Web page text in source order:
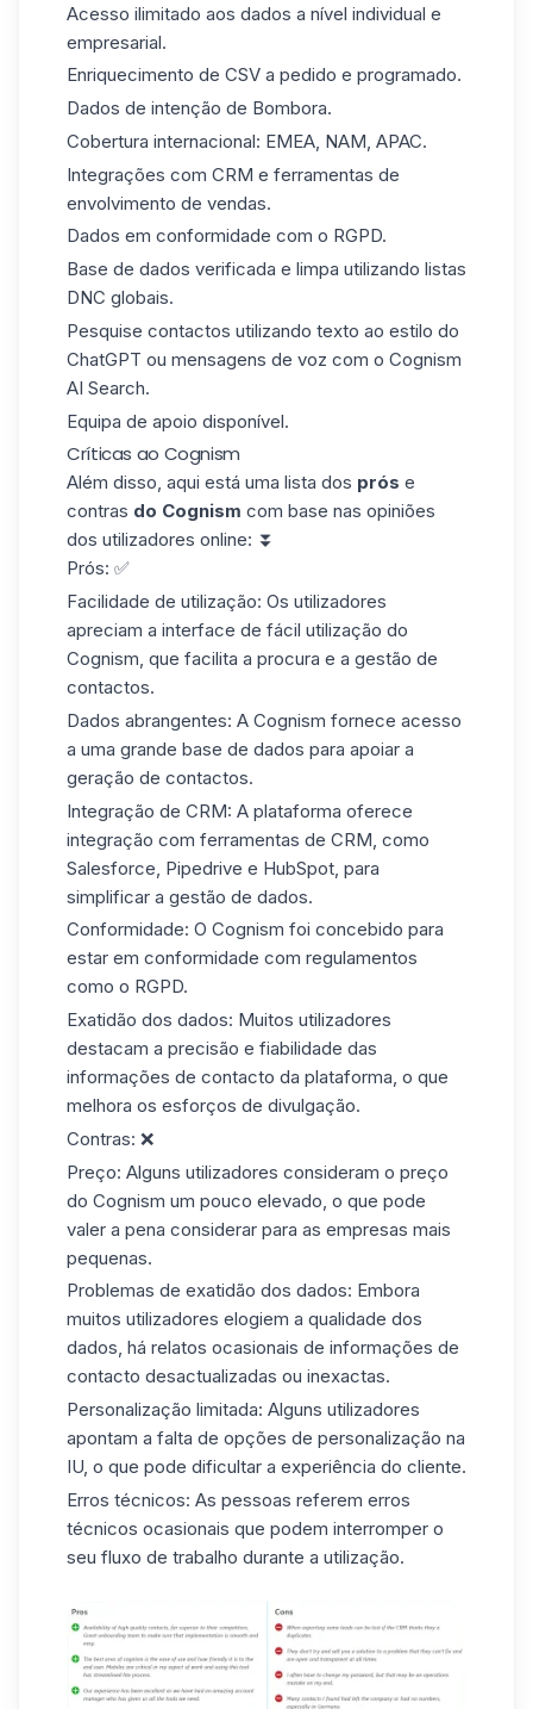
Acesso ilimitado aos dados a nível individual e
empresarial.
Enriquecimento de CSV a pedido e programado.
Dados de intenção de Bombora.
Cobertura internacional: EMEA, NAM, APAC.
Integrações com CRM e ferramentas de
envolvimento de vendas.
Dados em conformidade com o RGPD.
Base de dados verificada e limpa utilizando listas
DNC globais.
Pesquise contactos utilizando texto ao estilo do
ChatGPT ou mensagens de voz com o Cognism
AI Search.
Equipa de apoio disponível.
Críticas ao Cognism
Além disso, aqui está uma lista dos prós e
contras do Cognism com base nas opiniões
dos utilizadores online: ⏬
Prós: ✅
Facilidade de utilização: Os utilizadores
apreciam a interface de fácil utilização do
Cognism, que facilita a procura e a gestão de
contactos.
Dados abrangentes: A Cognism fornece acesso
a uma grande base de dados para apoiar a
geração de contactos.
Integração de CRM: A plataforma oferece
integração com ferramentas de CRM, como
Salesforce, Pipedrive e HubSpot , para
simplificar a gestão de dados.
Conformidade: O Cognism foi concebido para
estar em conformidade com regulamentos
como o RGPD.
Exatidão dos dados: Muitos utilizadores
destacam a precisão e fiabilidade das
informações de contacto da plataforma, o que
melhora os esforços de divulgação.
Contras: ❌
Preço: Alguns utilizadores consideram o preço
do Cognism um pouco elevado, o que pode
valer a pena considerar para as empresas mais
pequenas.
Problemas de exatidão dos dados: Embora
muitos utilizadores elogiem a qualidade dos
dados, há relatos ocasionais de informações de
contacto desactualizadas ou inexactas.
Personalização limitada: Alguns utilizadores
apontam a falta de opções de personalização na
IU, o que pode dificultar a experiência do cliente.
Erros técnicos: As pessoas referem erros
técnicos ocasionais que podem interromper o
seu fluxo de trabalho durante a utilização.